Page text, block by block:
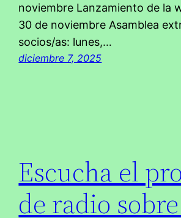
noviembre Lanzamiento de la
30 de noviembre Asamblea
socios/as: lunes,…
diciembre 7, 2025
Escucha el
de radio